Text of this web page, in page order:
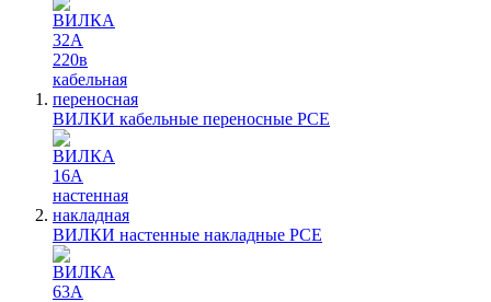
ВИЛКИ кабельные переносные PCE
ВИЛКИ настенные накладные PCE